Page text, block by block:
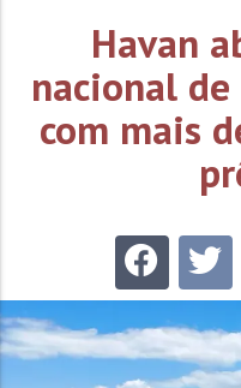
Havan
nacional
com mais